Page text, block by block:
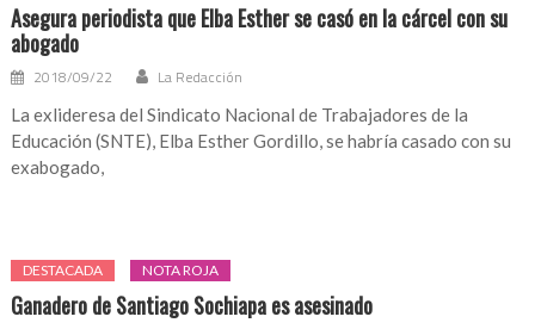
Asegura periodista que Elba Esther se casó en la cárcel con su
abogado
2018/09/22 La Redacción
La exlideresa del Sindicato Nacional de Trabajadores de la
Educación (SNTE), Elba Esther Gordillo, se habría casado con su
exabogado,
DESTACADA NOTA ROJA
Ganadero de Santiago Sochiapa es asesinado